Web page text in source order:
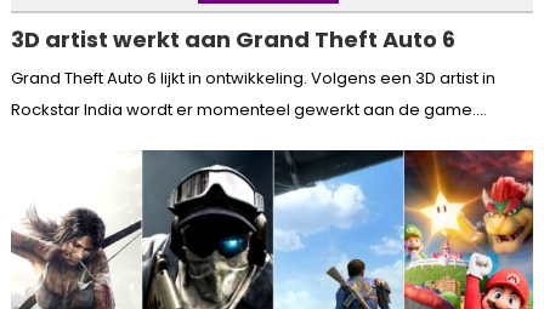
3D artist werkt aan Grand Theft Auto 6
Grand Theft Auto 6 lijkt in ontwikkeling. Volgens een 3D artist in
Rockstar India wordt er momenteel gewerkt aan de game....